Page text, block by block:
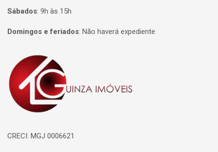
Sábados: 9h às 15h
Domingos e feriados: Não haverá expediente
Página inicial
CRECI: MGJ 0006621